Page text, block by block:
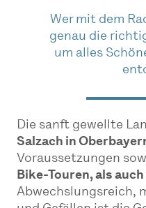
Wer mit dem
genau die
um alles
Die sanft gewellte
Salzach in
Voraussetzungen
Bike-Touren, als
Abwechslungsreich,